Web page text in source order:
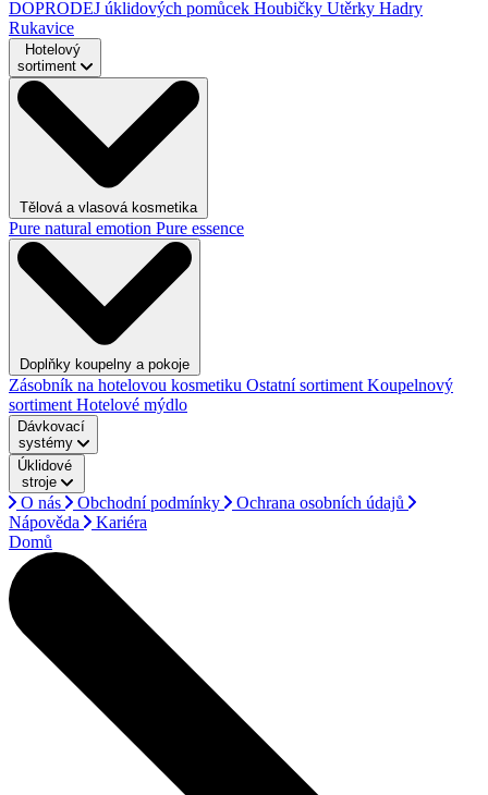
DOPRODEJ úklidových pomůcek Houbičky Utěrky Hadry
Rukavice
Hotelový
sortiment
Tělová a vlasová kosmetika
Pure natural emotion Pure essence
Doplňky koupelny a pokoje
Zásobník na hotelovou kosmetiku Ostatní sortiment Koupelnový
sortiment Hotelové mýdlo
Dávkovací
systémy
Úklidové
stroje
O nás Obchodní podmínky
Ochrana osobních údajů
Nápověda
Kariéra
Domů